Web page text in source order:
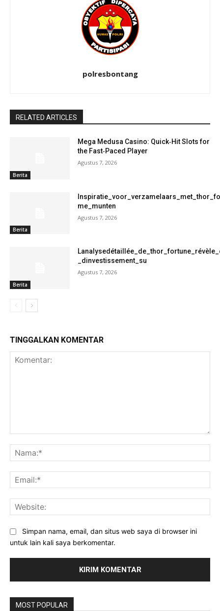
polresbontang
RELATED ARTICLES
Berita
Mega Medusa Casino: Quick‑Hit Slots for
the Fast‑Paced Player
Agustus 7, 2026
Berita
me_munten
Agustus 7, 2026
Berita
_dinvestissement_su
Agustus 7, 2026
TINGGALKAN KOMENTAR
Simpan nama, email, dan situs web saya di browser ini
untuk lain kali saya berkomentar.
MOST POPULAR